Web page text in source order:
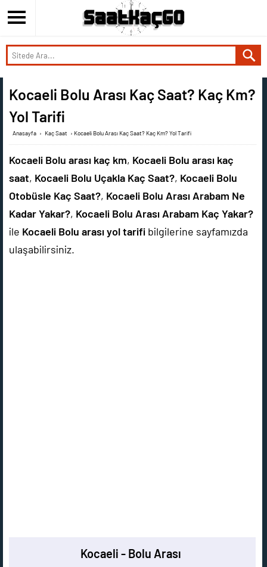
Kocaeli Bolu Arası Kaç Saat? Kaç Km?
Yol Tarifi
Anasayfa › Kaç Saat › Kocaeli Bolu Arası Kaç Saat? Kaç Km? Yol Tarifi
Kocaeli Bolu arası kaç km, Kocaeli Bolu arası kaç
saat, Kocaeli Bolu Uçakla Kaç Saat?, Kocaeli Bolu
Otobüsle Kaç Saat?, Kocaeli Bolu Arası Arabam Ne
Kadar Yakar?, Kocaeli Bolu Arası Arabam Kaç Yakar?
ile Kocaeli Bolu arası yol tarifi bilgilerine sayfamızda
ulaşabilirsiniz.
Kocaeli - Bolu Arası